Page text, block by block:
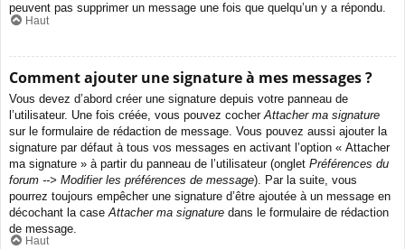
peuvent pas supprimer un message une fois que quelqu’un y a répondu.
Haut
Comment ajouter une signature à mes messages ?
Vous devez d’abord créer une signature depuis votre panneau de
l’utilisateur. Une fois créée, vous pouvez cocher Attacher ma signature
sur le formulaire de rédaction de message. Vous pouvez aussi ajouter la
signature par défaut à tous vos messages en activant l’option « Attacher
ma signature » à partir du panneau de l’utilisateur (onglet Préférences du
forum --> Modifier les préférences de message). Par la suite, vous
pourrez toujours empêcher une signature d’être ajoutée à un message en
décochant la case Attacher ma signature dans le formulaire de rédaction
de message.
Haut